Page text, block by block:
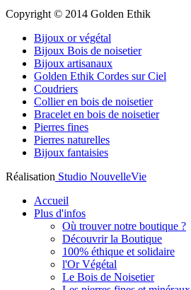
Copyright © 2014 Golden Ethik
Bijoux or végétal
Bijoux Bois de noisetier
Bijoux artisanaux
Golden Ethik Cordes sur Ciel
Coudriers
Collier en bois de noisetier
Bracelet en bois de noisetier
Pierres fines
Pierres naturelles
Bijoux fantaisies
Réalisation Studio NouvelleVie
Accueil
Plus d'infos
Où trouver notre boutique ?
Découvrir la Boutique
100% éthique et solidaire
l'Or Végétal
Le Bois de Noisetier